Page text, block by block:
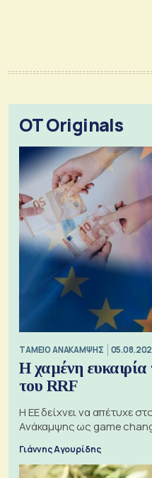
OT Originals
ΤΑΜΕΙΟ ΑΝΑΚΑΜΨΗΣ
Η χαμένη
του RRF
Η ΕΕ δείχνει να απέτυχε
Ανάκαμψης ως game
Γιάννης Αγουρίδης